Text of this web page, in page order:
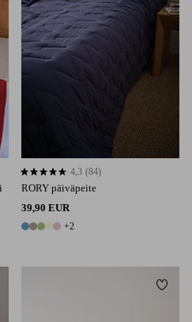
RORY päiväpeite
39,90 EUR
7 värejä
+2
4,3 perustuen 84 arvosanaan
4,3 (84)
suosikkeihin Lisää